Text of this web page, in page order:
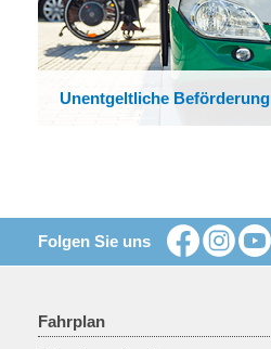
Unentgeltliche Beförderung
Folgen Sie uns
Fahrplan